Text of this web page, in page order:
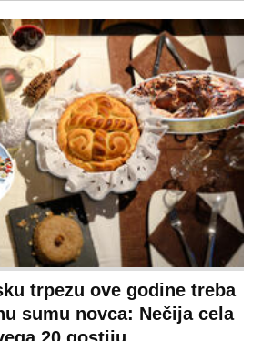
BiH
Crna Gora
Makedonija
Auto
Politika o kolačićima
Uslovi korišćenja
Politika privatnosti
Privacy policy
Terms of service
Prijatelji sajta
Pratite nas na: